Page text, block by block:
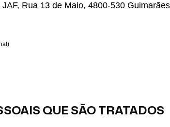
Rua 13 de Maio, 4800-530
QUE SÃO TRATADOS